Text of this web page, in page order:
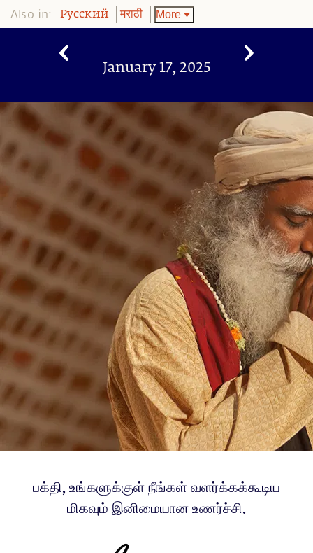
Also in: Pусский मराठी More
January 17, 2025
பக்தி, உங்களுக்குள் நீங்கள் வளர்க்கக்கூடிய
மிகவும் இனிமையான உணர்ச்சி.